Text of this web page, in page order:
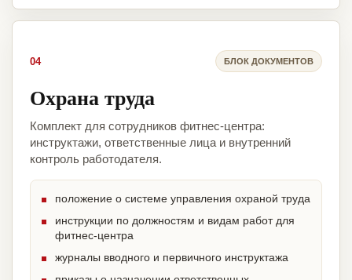
04 БЛОК ДОКУМЕНТОВ
Охрана труда
Комплект для сотрудников фитнес-центра:
инструктажи, ответственные лица и внутренний
контроль работодателя.
положение о системе управления охраной труда
инструкции по должностям и видам работ для
фитнес-центра
журналы вводного и первичного инструктажа